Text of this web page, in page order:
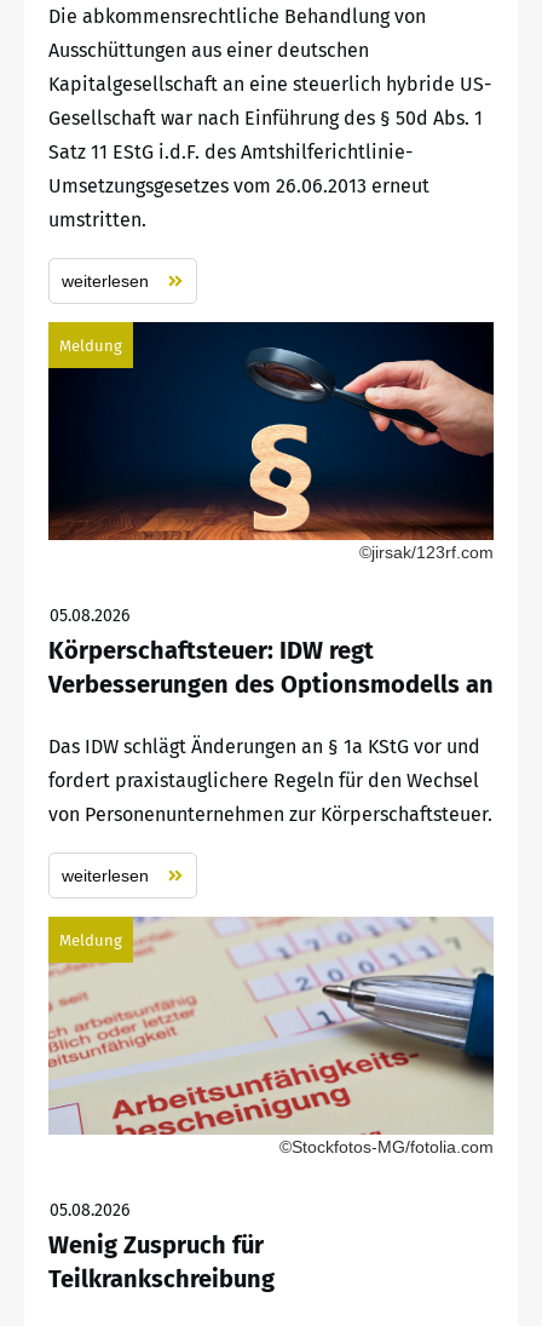
Die abkommensrechtliche Behandlung von
Ausschüttungen aus einer deutschen
Kapitalgesellschaft an eine steuerlich hybride US-
Gesellschaft war nach Einführung des § 50d Abs. 1
Satz 11 EStG i.d.F. des Amtshilferichtlinie-
Umsetzungsgesetzes vom 26.06.2013 erneut
umstritten.
weiterlesen
Meldung
©jirsak/123rf.com
05.08.2026
Körperschaftsteuer: IDW regt
Verbesserungen des Optionsmodells an
Das IDW schlägt Änderungen an § 1a KStG vor und
fordert praxistauglichere Regeln für den Wechsel
von Personenunternehmen zur Körperschaftsteuer.
weiterlesen
Meldung
©Stockfotos-MG/fotolia.com
05.08.2026
Wenig Zuspruch für
Teilkrankschreibung